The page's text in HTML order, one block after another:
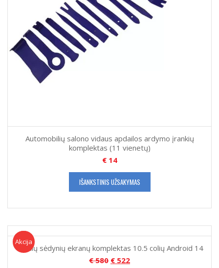
Automobilių salono vidaus apdailos ardymo įrankių
komplektas (11 vienetų)
€14
IŠANKSTINIS UŽSAKYMAS
Akcija
Akcija!
Galinių sėdynių ekranų komplektas 10.5 colių Android 14
€580 € 522